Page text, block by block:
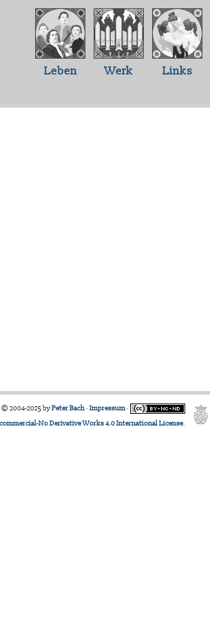
Leben Werk Links
© 2004-2025 byPeter Bach· Impressum·
No Derivative Works 4.0 International License.